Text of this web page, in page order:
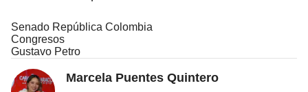
Senado República Colombia
Congresos
Gustavo Petro
Marcela Puentes Quintero